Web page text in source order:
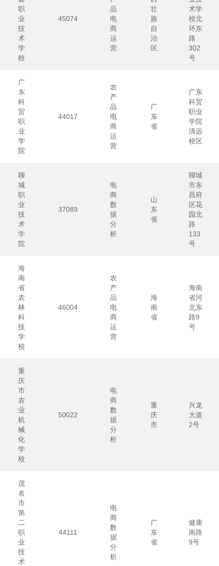
职
业
技
术
学
校
45074
品
电
商
运
营
壮
族
自
治
区
术学
校北
环东
路
302
号
广
东
科
贸
职
业
学
院
44017
农
产
品
电
商
运
营
广
东
省
广东
科贸
职业
学院
清远
校区
聊
城
职
业
技
术
学
院
37089
电
商
数
据
分
析
山
东
省
聊城
市东
昌府
区花
园北
路
133
号
海
南
省
农
林
科
技
学
校
46004
农
产
品
电
商
运
营
海
南
省
海南
省河
北东
路9
号
重
庆
市
农
业
机
械
化
学
校
50022
电
商
数
据
分
析
重
庆
市
兴龙
大道
2号
茂
名
市
第
二
职
业
技
术
44111
电
商
数
据
分
析
广
东
省
健康
南路
9号